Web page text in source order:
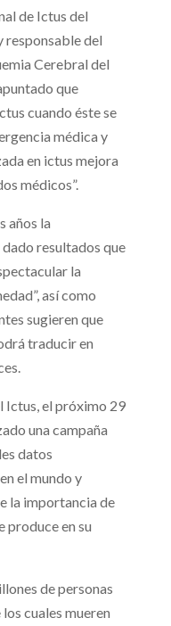
de Ictus del
responsable del
Cerebral del
que
cuando éste se
médica y
en ictus mejora
médicos”.
años la
resultados que
la
así como
sugieren que
traducir en
Ictus, el próximo 29
una campaña
datos
el mundo y
la importancia de
produce en su
de personas
cuales mueren